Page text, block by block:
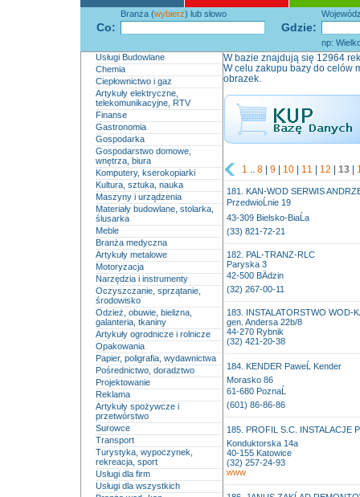
Co: Gdzie:
Branża (wybierz) lub słowo
np:
Usługi Budowlane
Chemia
Ciepłownictwo i gaz
Artykuły elektryczne,
telekomunikacyjne, RTV
Finanse
Gastronomia
Gospodarka
Gospodarstwo domowe,
wnętrza, biura
Komputery, kserokopiarki
Kultura, sztuka, nauka
Maszyny i urządzenia
Materiały budowlane, stolarka,
ślusarka
Meble
Branża medyczna
Artykuły metalowe
Motoryzacja
Narzędzia i instrumenty
Oczyszczanie, sprzątanie,
środowisko
Odzież, obuwie, bielizna,
galanteria, tkaniny
Artykuły ogrodnicze i rolnicze
Opakowania
Papier, poligrafia, wydawnictwa
Pośrednictwo, doradztwo
Projektowanie
Reklama
Artykuły spożywcze i
przetwórstwo
Surowce
Transport
Turystyka, wypoczynek,
rekreacja, sport
Usługi dla firm
Usługi dla wszystkich
W bazie znajdują się 12964
W celu zakupu bazy do celów
obrazek.
1 8 | 9 | 10 | 11 | 12 | 13 |
181. KAN-WOD SERWIS
PrzedwioĹnie 19
43-309 Bielsko-BiaĹa
(33) 821-72-21
182. PAL-TRANZ-RLC
Paryska 3
42-500 BÄdzin
(32) 267-00-11
183. INSTALATORSTWO WOD-
gen. Andersa 22b/8
44-270 Rybnik
(32) 421-20-38
184. KENDER PaweĹ Kender
Morasko 86
61-680 PoznaĹ
(601) 86-86-86
185. PROFIL S.C. INSTALACJE
Konduktorska 14a
40-155 Katowice
(32) 257-24-93
www